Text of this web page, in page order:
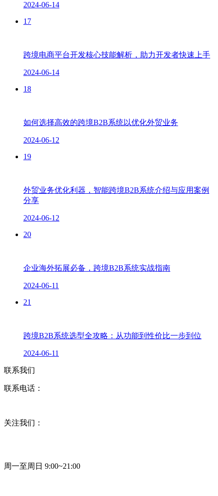
2024-06-14
17
跨境电商平台开发核心技能解析，助力开发者快速上手
2024-06-14
18
如何选择高效的跨境B2B系统以优化外贸业务
2024-06-12
19
外贸业务优化利器，智能跨境B2B系统介绍与应用案例
分享
2024-06-12
20
企业海外拓展必备，跨境B2B系统实战指南
2024-06-11
21
跨境B2B系统选型全攻略：从功能到性价比一步到位
2024-06-11
联系我们
联系电话：
关注我们：
周一至周日 9:00~21:00